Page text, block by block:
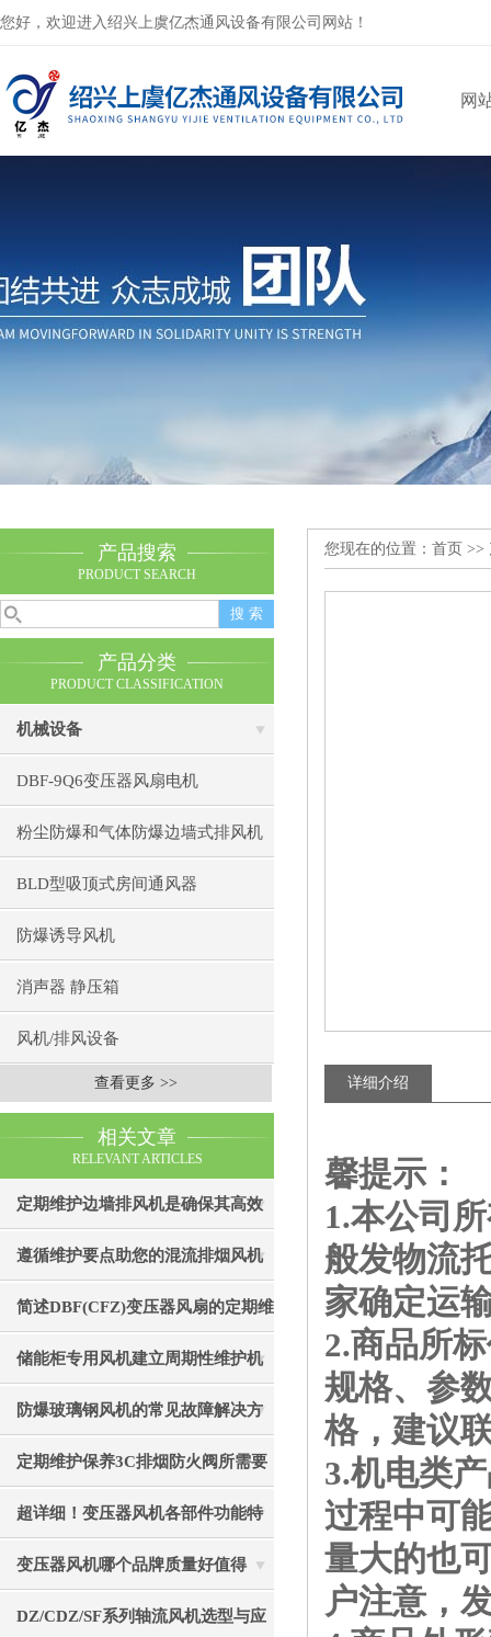
您好，欢迎进入绍兴上虞亿杰通风设备有限公司网站！
网
产品搜索
PRODUCT SEARCH
产品分类
PRODUCT CLASSIFICATION
机械设备
DBF-9Q6变压器风扇电机
粉尘防爆和气体防爆边墙式排风机
BLD型吸顶式房间通风器
防爆诱导风机
消声器 静压箱
风机/排风设备
查看更多 >>
相关文章
RELEVANT ARTICLES
定期维护边墙排风机是确保其高效
通风效果的关键
遵循维护要点助您的混流排烟风机
成为真正“风中卫士”
简述DBF(CFZ)变压器风扇的定期维
护保养步骤
储能柜专用风机建立周期性维护机
制的重要性分享
防爆玻璃钢风机的常见故障解决方
法
定期维护保养3C排烟防火阀所需要
重要的事项分享
超详细！变压器风机各部件功能特
点全分享
变压器风机哪个品牌质量好值得
选？静音节能使用寿命长
DZ/CDZ/SF系列轴流风机选型与应
您现在的位置： 首页 >>
详细介绍
馨提示：
1.本公司
般发物流
家确定运
2.商品所
规格、参
格，建议
3.机电类
过程中可
量大的也
户注意，